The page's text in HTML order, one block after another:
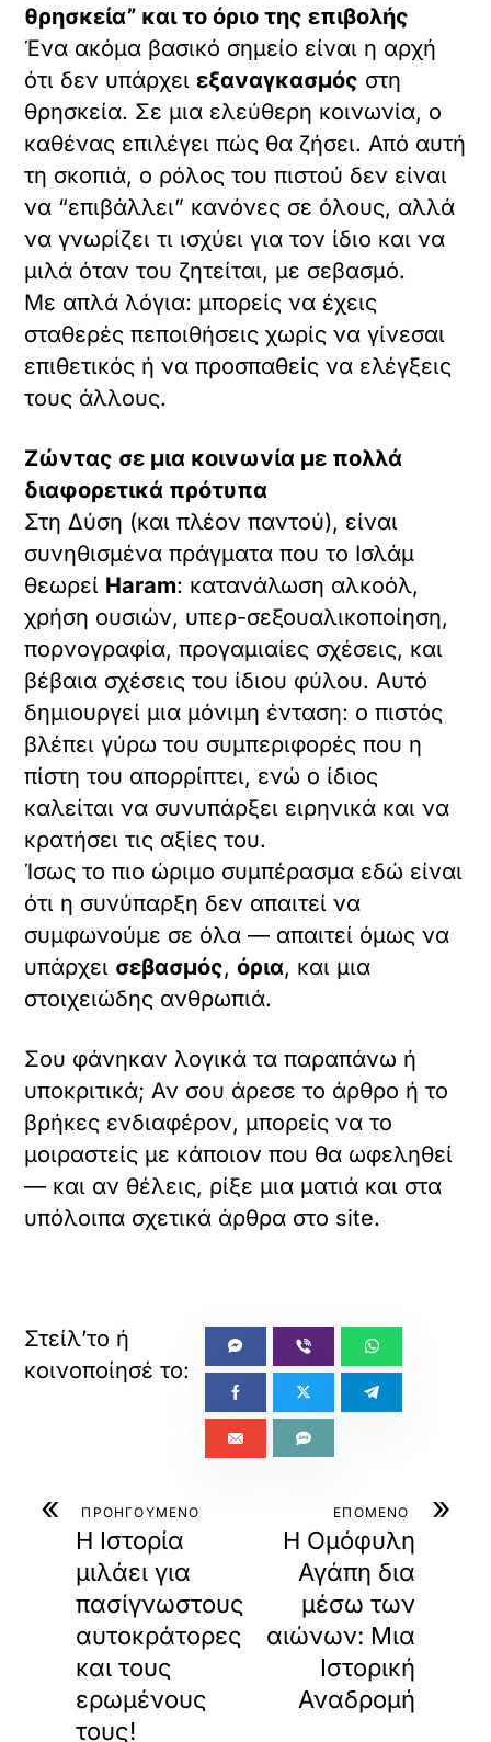
θρησκεία” και το όριο της επιβολής
Ένα ακόμα βασικό σημείο είναι η αρχή
ότι δεν υπάρχειεξαναγκασμός στη
θρησκεία. Σε μια ελεύθερη κοινωνία, ο
καθένας επιλέγει πώς θα ζήσει. Από αυτή
τη σκοπιά, ο ρόλος του πιστού δεν είναι
να “επιβάλλει” κανόνες σε όλους, αλλά
να γνωρίζει τι ισχύει για τον ίδιο και να
μιλά όταν του ζητείται, με σεβασμό.
Με απλά λόγια: μπορείς να έχεις
σταθερές πεποιθήσεις χωρίς να γίνεσαι
επιθετικός ή να προσπαθείς να ελέγξεις
τους άλλους.
Ζώντας σε μια κοινωνία με πολλά
διαφορετικά πρότυπα
Στη Δύση (και πλέον παντού), είναι
συνηθισμένα πράγματα που το Ισλάμ
θεωρεί Haram: κατανάλωση αλκοόλ,
χρήση ουσιών, υπερ-σεξουαλικοποίηση,
πορνογραφία, προγαμιαίες σχέσεις, και
βέβαια σχέσεις του ίδιου φύλου. Αυτό
δημιουργεί μια μόνιμη ένταση: ο πιστός
βλέπει γύρω του συμπεριφορές που η
πίστη του απορρίπτει, ενώ ο ίδιος
καλείται να συνυπάρξει ειρηνικά και να
κρατήσει τις αξίες του.
Ίσως το πιο ώριμο συμπέρασμα εδώ είναι
ότι η συνύπαρξη δεν απαιτεί να
συμφωνούμε σε όλα — απαιτεί όμως να
υπάρχει σεβασμός,όρια, και μια
στοιχειώδης ανθρωπιά.
Σου φάνηκαν λογικά τα παραπάνω ή
υποκριτικά; Αν σου άρεσε το άρθρο ή το
βρήκες ενδιαφέρον, μπορείς να το
μοιραστείς με κάποιον που θα ωφεληθεί
— και αν θέλεις, ρίξε μια ματιά και στα
υπόλοιπα σχετικά άρθρα στο site.
« ΠΡΟΗΓΟΥΜΕΝΟ
Η Ιστορία
μιλάει για
πασίγνωστους
αυτοκράτορες
και τους
ερωμένους
τους!
»
ΕΠΟΜΕΝΟ
Η Ομόφυλη
Αγάπη δια
μέσω των
αιώνων: Μια
Ιστορική
Αναδρομή